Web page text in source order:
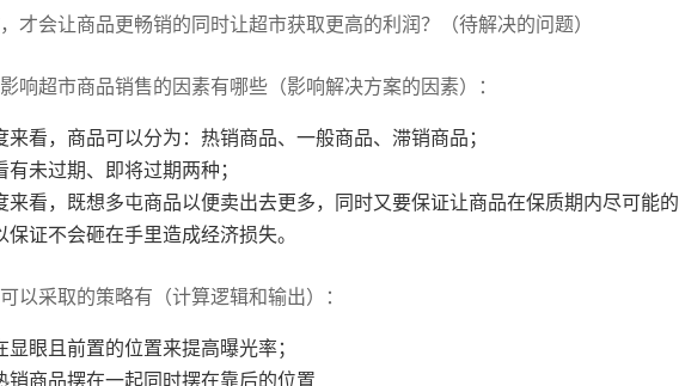
才会让商品更畅销的同时让超市获取更高的利润？（待解决的问题）
响超市商品销售的因素有哪些（影响解决方案的因素）：
来看，商品可以分为：热销商品、一般商品、滞销商品；
有未过期、即将过期两种；
来看，既想多屯商品以便卖出去更多，同时又要保证让商品在保质期内尽可能的
保证不会砸在手里造成经济损失。
以采取的策略有（计算逻辑和输出）：
显眼且前置的位置来提高曝光率；
销商品摆在一起同时摆在靠后的位置